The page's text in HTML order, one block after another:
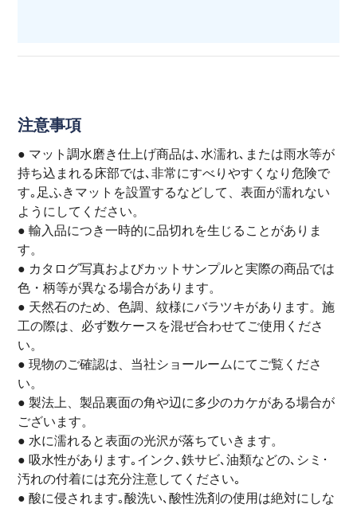
注意事項
● マット調水磨き仕上げ商品は､水濡れ､または雨水等が
持ち込まれる床部では､非常にすべりやすくなり危険で
す｡足ふきマットを設置するなどして、表面が濡れない
ようにしてください。
● 輸入品につき一時的に品切れを生じることがありま
す。
● カタログ写真およびカットサンプルと実際の商品では
色・柄等が異なる場合があります。
● 天然石のため、色調、紋様にバラツキがあります。施
工の際は、必ず数ケースを混ぜ合わせてご使用くださ
い。
● 現物のご確認は、当社ショールームにてご覧くださ
い。
● 製法上、製品裏面の角や辺に多少のカケがある場合が
ございます。
● 水に濡れると表面の光沢が落ちていきます。
● 吸水性があります｡インク､鉄サビ､油類などの､シミ･
汚れの付着には充分注意してください｡
● 酸に侵されます｡酸洗い､酸性洗剤の使用は絶対にしな